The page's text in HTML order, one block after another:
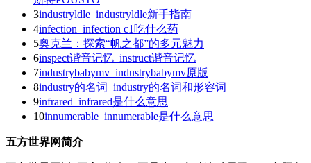
3industryldle_industryldle新手指南
4infection_infection c1吃什么药
5奥克兰：探索“帆之都”的多元魅力
6inspect谐音记忆_instruct谐音记忆
7industrybabymv_industrybabymv原版
8industry的名词_industry的名词和形容词
9infrared_infrared是什么意思
10innumerable_innumerable是什么意思
五方世界网简介